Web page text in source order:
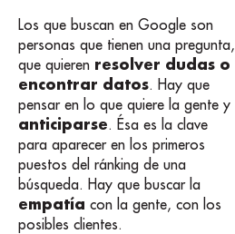
Los que buscan en Google son
personas que tienen una pregunta,
que quieren resolver dudas o
encontrar datos. Hay que
pensar en lo que quiere la gente y
anticiparse. Ésa es la clave
para aparecer en los primeros
puestos del ránking de una
búsqueda. Hay que buscar la
empatía con la gente, con los
posibles clientes.